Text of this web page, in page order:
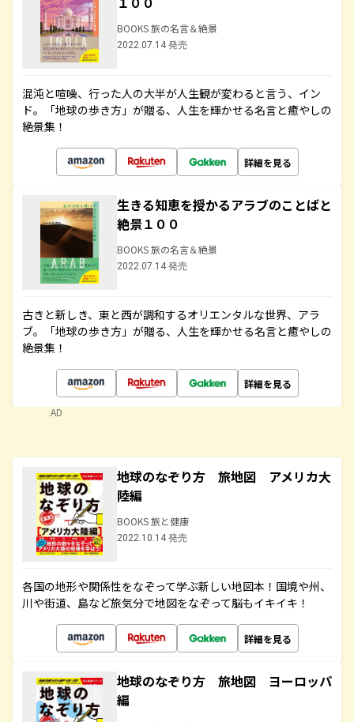
BOOKS 旅の名言＆絶景
2022.07.14 発売
混沌と喧噪、行った人の大半が人生観が変わると言う、イン
ド。「地球の歩き方」が贈る、人生を輝かせる名言と癒やしの
絶景集！
詳細を見る
生きる知恵を授かるアラブのことばと
絶景１００
BOOKS 旅の名言＆絶景
2022.07.14 発売
古きと新しき、東と西が調和するオリエンタルな世界、アラ
ブ。「地球の歩き方」が贈る、人生を輝かせる名言と癒やしの
絶景集！
詳細を見る
AD
地球のなぞり方 旅地図 アメリカ大
陸編
BOOKS 旅と健康
2022.10.14 発売
各国の地形や関係性をなぞって学ぶ新しい地図本！国境や州、
川や街道、島など旅気分で地図をなぞって脳もイキイキ！
詳細を見る
地球のなぞり方 旅地図 ヨーロッパ
編